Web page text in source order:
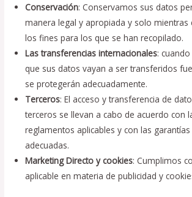
Conservación: Conservamos sus datos
manera legal y apropiada y solo mientras
los fines para los que se han recopilado.
Las transferencias internacionales:
que sus datos vayan a ser transferidos
se protegerán adecuadamente.
Terceros: El acceso y transferencia de
terceros se llevan a cabo de acuerdo con
reglamentos aplicables y con las
adecuadas.
Marketing Directo y cookies: Cumplimos
aplicable en materia de publicidad y